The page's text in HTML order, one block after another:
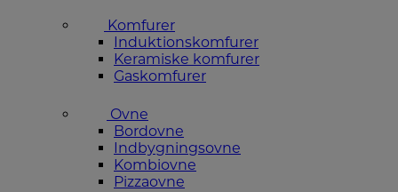
Komfurer
Induktionskomfurer
Keramiske komfurer
Gaskomfurer
Ovne
Bordovne
Indbygningsovne
Kombiovne
Pizzaovne